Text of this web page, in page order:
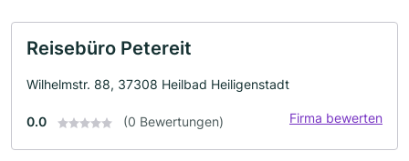
Reisebüro Petereit
Wilhelmstr. 88, 37308 Heilbad Heiligenstadt
0.0 (0 Bewertungen) Firma bewerten